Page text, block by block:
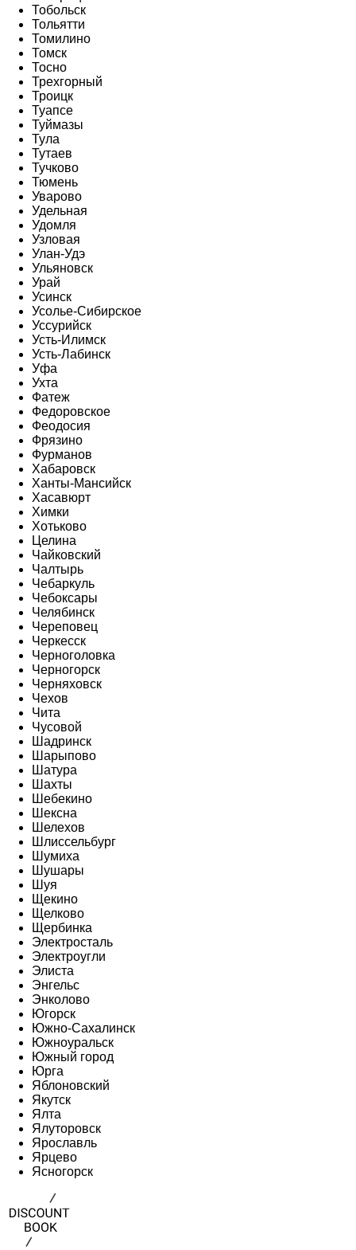
Тобольск
Тольятти
Томилино
Томск
Тосно
Трехгорный
Троицк
Туапсе
Туймазы
Тула
Тутаев
Тучково
Тюмень
Уварово
Удельная
Удомля
Узловая
Улан-Удэ
Ульяновск
Урай
Усинск
Усолье-Сибирское
Уссурийск
Усть-Илимск
Усть-Лабинск
Уфа
Ухта
Фатеж
Федоровское
Феодосия
Фрязино
Фурманов
Хабаровск
Ханты-Мансийск
Хасавюрт
Химки
Хотьково
Целина
Чайковский
Чалтырь
Чебаркуль
Чебоксары
Челябинск
Череповец
Черкесск
Черноголовка
Черногорск
Черняховск
Чехов
Чита
Чусовой
Шадринск
Шарыпово
Шатура
Шахты
Шебекино
Шексна
Шелехов
Шлиссельбург
Шумиха
Шушары
Шуя
Щекино
Щелково
Щербинка
Электросталь
Электроугли
Элиста
Энгельс
Энколово
Югорск
Южно-Сахалинск
Южноуральск
Южный город
Юрга
Яблоновский
Якутск
Ялта
Ялуторовск
Ярославль
Ярцево
Ясногорск